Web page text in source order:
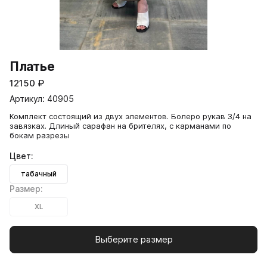
Платье
12150 ₽
Артикул: 40905
Комплект состоящий из двух элементов. Болеро рукав 3/4 на
завязках. Длиный сарафан на брителях, с карманами по
бокам разрезы
Цвет:
табачный
Размер:
XL
Выберите размер